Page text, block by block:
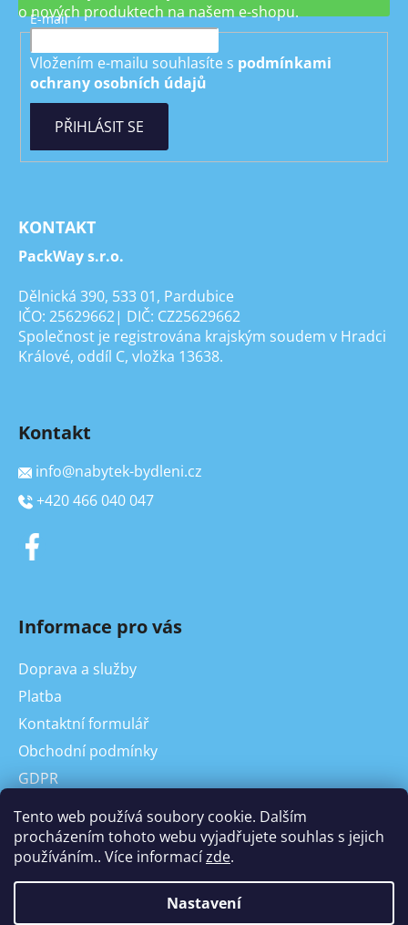
Tento web používá soubory cookie. Dalším
procházením tohoto webu vyjadřujete souhlas s jejich
používáním.. Více informacízde.
Nastavení
o nových produktech na našem e-shopu.
E-mail
Vložením e-mailu souhlasíte s podmínkami
ochrany osobních údajů
PŘIHLÁSIT SE
KONTAKT
PackWay s.r.o.
Dělnická 390, 533 01, Pardubice
IČO: 25629662| DIČ: CZ25629662
Společnost je registrována krajským soudem v Hradci
Králové, oddíl C, vložka 13638.
Kontakt
info@nabytek-bydleni.cz
+420 466 040 047
Informace pro vás
Doprava a služby
Platba
Kontaktní formulář
Obchodní podmínky
GDPR
On-line odstoupení od kupní smlouvy, reklamace
Odstoupení od Kupní smlouvy
Reklamace